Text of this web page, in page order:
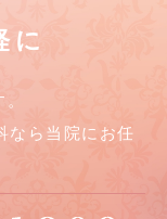
に
なら当院にお任